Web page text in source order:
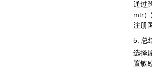
通过
mtr
注册
5. 总
选择
置敏